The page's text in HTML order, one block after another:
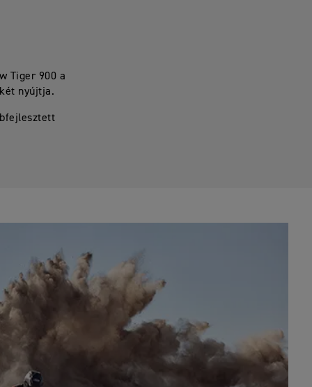
Tiger 900 a
nyújtja.